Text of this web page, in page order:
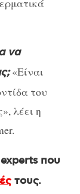
να
«Είναι
του
λέει η
που
τους.